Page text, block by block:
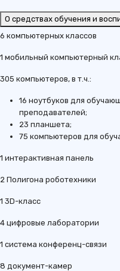
О средствах обучения и
6 компьютерных классов
1 мобильный компьютерный
305 компьютеров, в т.ч.:
16 ноутбуков для
преподавателей;
23 планшета;
75 компьютеров для
1 интерактивная панель
2 Полигона роботехники
1 3D-класс
4 цифровые лаборатории
1 система конференц-связи
8 документ-камер